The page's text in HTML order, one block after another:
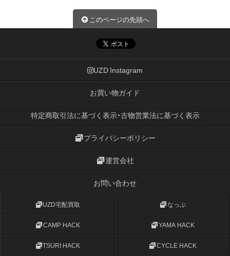
このページの先頭へ
UZD Instagram
お買い物ガイド
特定商取引法に基づく表示・古物営業法に基づく表示
プライバシーポリシー
運営会社
お問い合わせ
UZD宅配買取 なっぷ
CAMP HACK YAMA HACK
TSURI HACK CYCLE HACK